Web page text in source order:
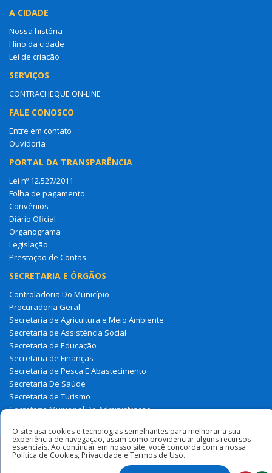
A CIDADE
Nossa história
Hino da cidade
Lei de criação
SERVIÇOS
CONTRACHEQUE ON-LINE
FALE CONOSCO
Entre em contato
Ouvidoria
PORTAL DA TRANSPARÊNCIA
Lei nº 12.527/2011
Folha de pagamento
Convênios
Diário Oficial
Organograma
Legislação
Prestação de Contas
SECRETARIA E ÓRGÃOS
Controladoria Do Município
Procuradoria Geral
Secretaria de Agricultura e Meio Ambiente
Secretaria de Assistência Social
Secretaria de Educação
Secretaria de Finanças
Secretaria de Pesca E Abastecimento
Secretaria De Saúde
Secretaria de Turismo
Secretaria Municipal De Administração
Todos os direitos reservados à Prefeitura Municipal de Milagres
O site usa cookies e tecnologias semelhantes para melhorar a sua
experiência de navegação, assim como providenciar alguns recursos
essenciais. Ao continuar em nosso site, você concorda com a nossa
Política de Cookies, Privacidade e Termos de Uso.